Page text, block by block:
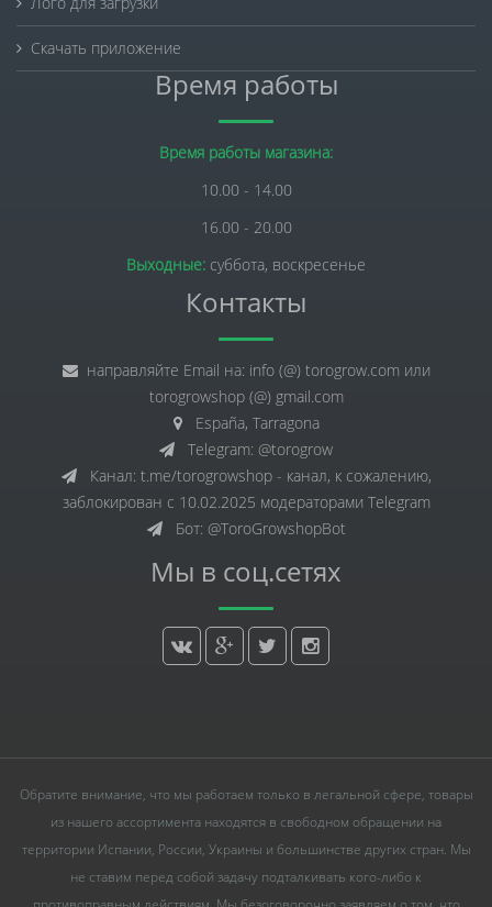
Скачать приложение
Время работы
Время работы магазина:
10.00 - 14.00
16.00 - 20.00
Выходные: суббота, воскресенье
Контакты
направляйте Email на: info (@) torogrow.com или
torogrowshop (@) gmail.com
España, Tarragona
Telegram: @torogrow
Канал: t.me/torogrowshop - канал, к сожалению,
заблокирован с 10.02.2025 модераторами Telegram
Бот: @ToroGrowshopBot
Мы в соц.сетях
Обратите внимание, что мы работаем только в легальной сфере, товары
из нашего ассортимента находятся в свободном обращении на
территории Испании, России, Украины и большинстве других стран. Мы
не ставим перед собой задачу подталкивать кого-либо к